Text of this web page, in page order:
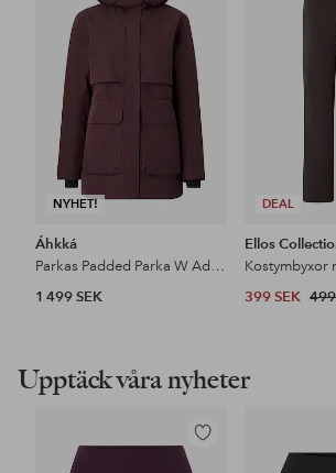
NYHET!
favoriter
Áhkká
Parkas Padded Parka W Adjustable Waist
1 499 SEK
DEAL
Ellos
Kostymbyxor
399 SEK
Upptäck våra nyheter
Lägg
till